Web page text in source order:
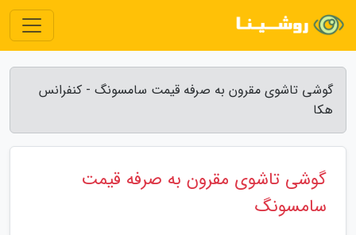
گوشی تاشوی مقرون به صرفه قیمت سامسونگ - کنفرانس
هکا
گوشی تاشوی مقرون به صرفه قیمت
سامسونگ